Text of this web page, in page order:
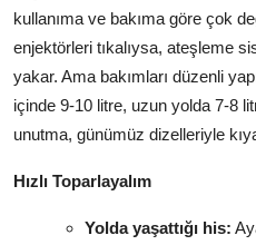
kullanıma ve bakıma göre çok
enjektörleri tıkalıysa, ateşleme
yakar. Ama bakımları düzenli
içinde 9-10 litre, uzun yolda 7-8
unutma, günümüz dizelleriyle
Hızlı Toparlayalım
Yolda yaşattığı his: